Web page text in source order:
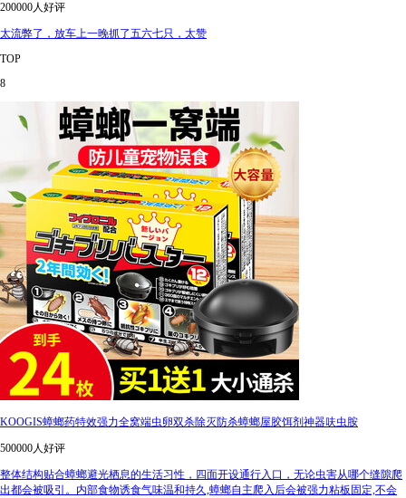
200000人好评
太流弊了，放车上一晚抓了五六七只，太赞
TOP
8
KOOGIS蟑螂药特效强力全窝端虫卵双杀除灭防杀蟑螂屋胶饵剂神器呋虫胺
500000人好评
整体结构贴合蟑螂避光栖息的生活习性，四面开设通行入口，无论虫害从哪个缝隙爬
出都会被吸引。内部食物诱食气味温和持久,蟑螂自主爬入后会被强力粘板固定,不会